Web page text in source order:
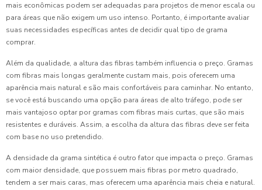
mais econômicas podem ser adequadas para projetos de menor escala ou
para áreas que não exigem um uso intenso. Portanto, é importante avaliar
suas necessidades específicas antes de decidir qual tipo de grama
comprar.
Além da qualidade, a altura das fibras também influencia o preço. Gramas
com fibras mais longas geralmente custam mais, pois oferecem uma
aparência mais natural e são mais confortáveis para caminhar. No entanto,
se você está buscando uma opção para áreas de alto tráfego, pode ser
mais vantajoso optar por gramas com fibras mais curtas, que são mais
resistentes e duráveis. Assim, a escolha da altura das fibras deve ser feita
com base no uso pretendido.
A densidade da grama sintética é outro fator que impacta o preço. Gramas
com maior densidade, que possuem mais fibras por metro quadrado,
tendem a ser mais caras, mas oferecem uma aparência mais cheia e natural.